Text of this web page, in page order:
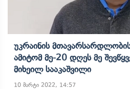
Უკრაინის
Ამიტომ Მე-20 Დღეს Მე
Მიხეილ Სააკაშვილი
10 მარტი 2022, 14:57